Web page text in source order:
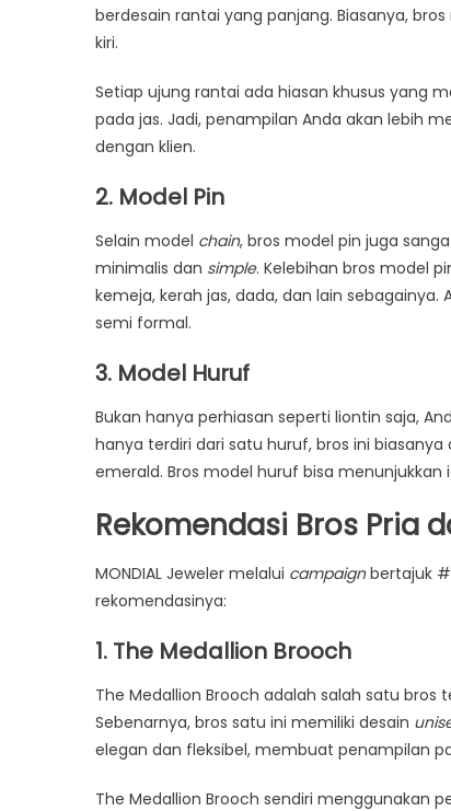
berdesain rantai yang panjang. Biasanya,
kiri.
Setiap ujung rantai ada hiasan khusus yang
pada jas. Jadi, penampilan Anda akan lebih
dengan klien.
2. Model Pin
Selain model chain, bros model pin juga
minimalis dan simple. Kelebihan bros model
kemeja, kerah jas, dada, dan lain
semi formal.
3. Model Huruf
Bukan hanya perhiasan seperti liontin saja,
hanya terdiri dari satu huruf, bros ini
emerald. Bros model huruf bisa
Rekomendasi Bros Pria
MONDIAL Jeweler melalui campaignbertajuk
rekomendasinya:
1. The Medallion Brooch
The Medallion Brooch adalah salah satu bros
Sebenarnya, bros satu ini memiliki desain
elegan dan fleksibel, membuat penampilan
The Medallion Brooch sendiri menggunakan